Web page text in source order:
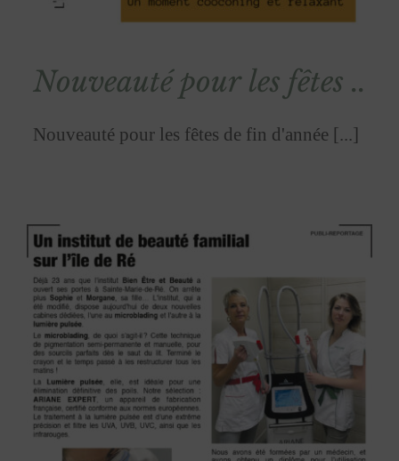
Nouveauté pour les fêtes ..
Nouveauté pour les fêtes de fin d'année [...]